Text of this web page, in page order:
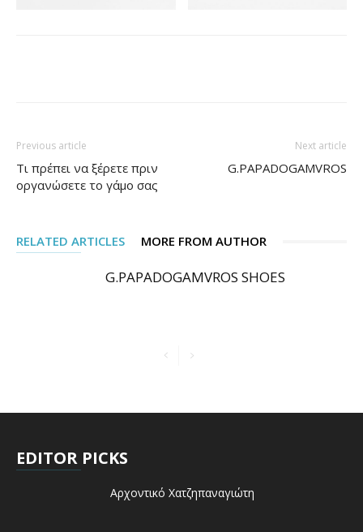
Previous article
Tι πρέπει να ξέρετε πριν
οργανώσετε το γάμο σας
Next article
G.PAPADOGAMVROS
RELATED ARTICLES MORE FROM AUTHOR
G.PAPADOGAMVROS SHOES
EDITOR PICKS
Αρχοντικό Χατζηπαναγιώτη